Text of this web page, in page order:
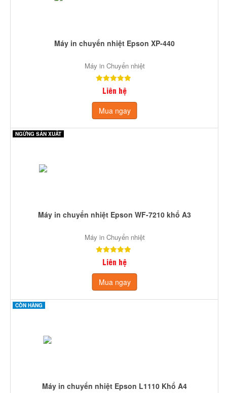
Máy in chuyển nhiệt Epson XP-440
Máy in Chuyển nhiệt
Liên hệ
Mua ngay
NGỪNG SẢN XUẤT
Máy in chuyển nhiệt Epson WF-7210 khổ A3
Máy in Chuyển nhiệt
Liên hệ
Mua ngay
CÒN HÀNG
Máy in chuyển nhiệt Epson L1110 Khổ A4